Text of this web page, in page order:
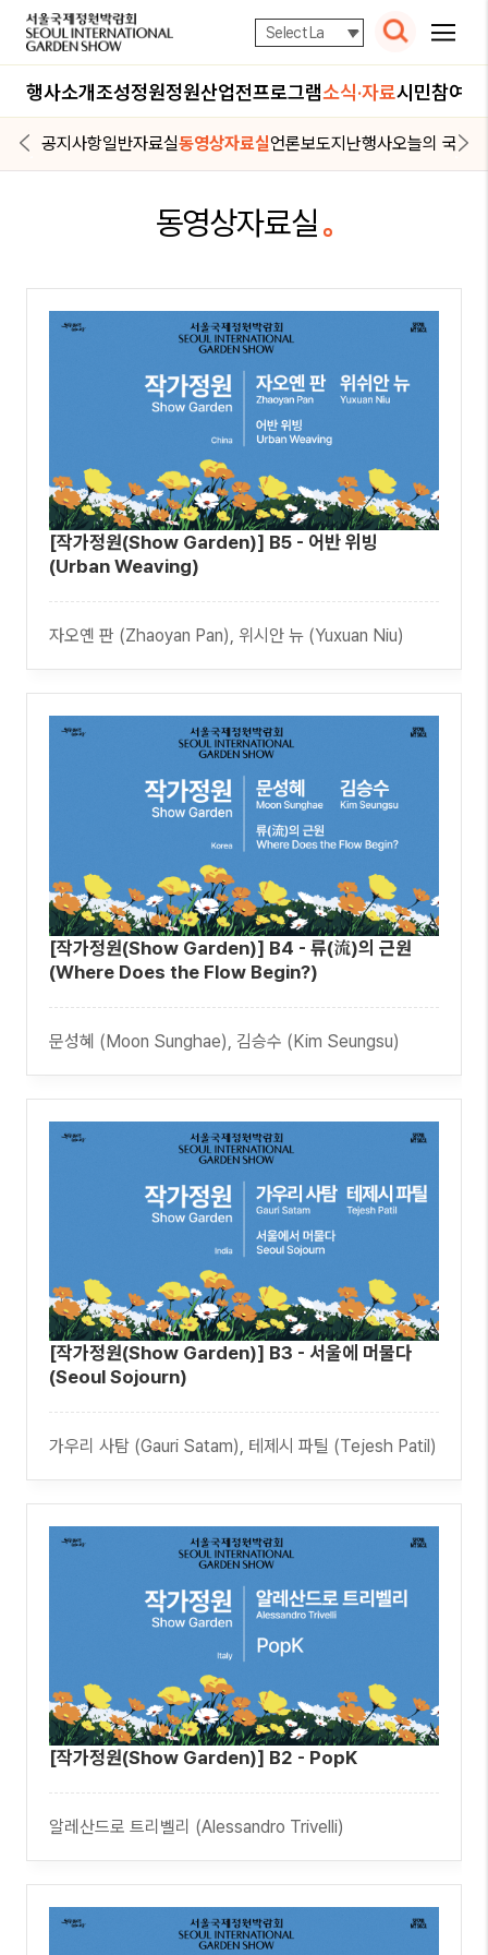
검색
행사소개조성정원정원산업전프로그램소식·자료시민참여
공지사항일반자료실동영상자료실언론보도지난행사
2025 서울정원박람회 2024 서울정원박람회
역대 참여작가
오늘의 국정박
동영상자료실
[작가정원(Show Garden)] B5 - 어반 위빙
(Urban Weaving)
자오옌 판 (Zhaoyan Pan), 위시안 뉴 (Yuxuan Niu)
[작가정원(Show Garden)] B4 - 류(流)의 근원
(Where Does the Flow Begin?)
문성혜 (Moon Sunghae), 김승수 (Kim Seungsu)
[작가정원(Show Garden)] B3 - 서울에 머물다
(Seoul Sojourn)
가우리 사탐 (Gauri Satam), 테제시 파틸 (Tejesh Patil)
[작가정원(Show Garden)] B2 - PopK
알레산드로 트리벨리 (Alessandro Trivelli)